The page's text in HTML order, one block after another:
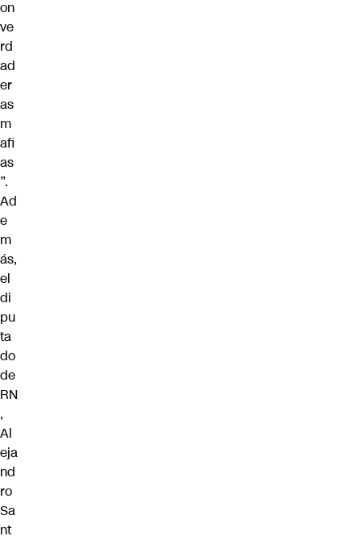
on
ve
rd
ad
er
as
m
afi
as
”.
Ad
e
m
ás,
el
di
pu
ta
do
de
RN
,
Al
eja
nd
ro
Sa
nt